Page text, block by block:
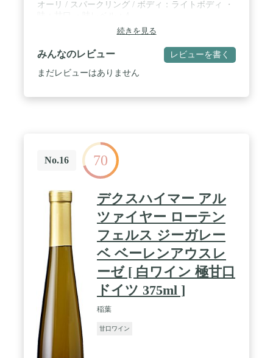
オーリ / スパークリング / ボディ：ライトボディ ・
続きを見る
みんなのレビュー レビューを書く
まだレビューはありません
No.16 70
デクスハイマー アル
ツァイヤー ローテン
フェルス ジーガレー
ベ ベーレンアウスレ
ーゼ [ 白ワイン 極甘口
ドイツ 375ml ]
稲葉
甘口ワイン